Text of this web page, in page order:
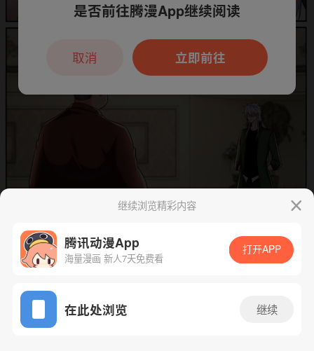
App免费看
下一话 腾漫App免费看
继续浏览精彩内容
腾讯动漫App
海量漫画 新人7天免费看
打开APP
在此处浏览 继续
本章节仅支持App阅读，可打开App新用
户7天免费看
是否前往腾漫App继续阅读
立即前往
取消